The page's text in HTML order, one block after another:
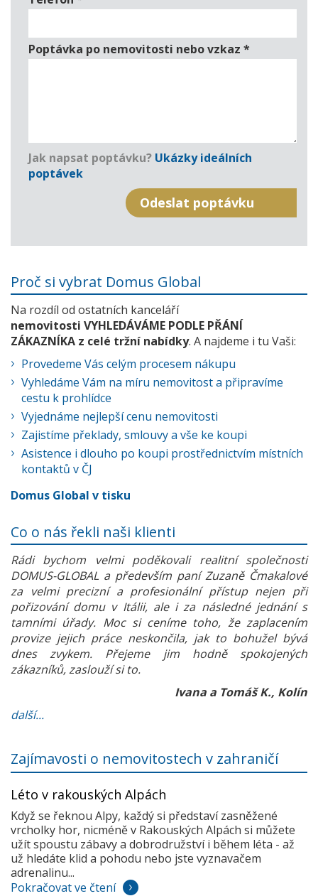
Poptávka po nemovitosti nebo vzkaz *
Jak napsat poptávku? Ukázky ideálních
poptávek
Proč si vybrat Domus Global
Na rozdíl od ostatních kanceláří
nemovitosti VYHLEDÁVÁME PODLE PŘÁNÍ
ZÁKAZNÍKA z celé tržní nabídky. A najdeme i tu Vaši:
Provedeme Vás celým procesem nákupu
Vyhledáme Vám na míru nemovitost a připravíme
cestu k prohlídce
Vyjednáme nejlepší cenu nemovitosti
Zajistíme překlady, smlouvy a vše ke koupi
Asistence i dlouho po koupi prostřednictvím místních
kontaktů v ČJ
Domus Global v tisku
Co o nás řekli naši klienti
Rádi bychom velmi poděkovali realitní společnosti
DOMUS-GLOBAL a především paní Zuzaně Čmakalové
za velmi precizní a profesionální přístup nejen při
pořizování domu v Itálii, ale i za následné jednání s
tamními úřady. Moc si ceníme toho, že zaplacením
provize jejich práce neskončila, jak to bohužel bývá
dnes zvykem. Přejeme jim hodně spokojených
zákazníků, zaslouží si to.
Ivana a Tomáš K., Kolín
další...
Zajímavosti o nemovitostech v zahraničí
Léto v rakouských Alpách
Když se řeknou Alpy, každý si představí zasněžené
vrcholky hor, nicméně v Rakouských Alpách si můžete
užít spoustu zábavy a dobrodružství i během léta - až
už hledáte klid a pohodu nebo jste vyznavačem
adrenalinu...
Pokračovat ve čtení